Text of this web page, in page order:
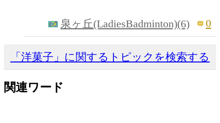
泉ヶ丘(LadiesBadminton)(6) 0
「洋菓子」に関するトピックを検索する
関連ワード